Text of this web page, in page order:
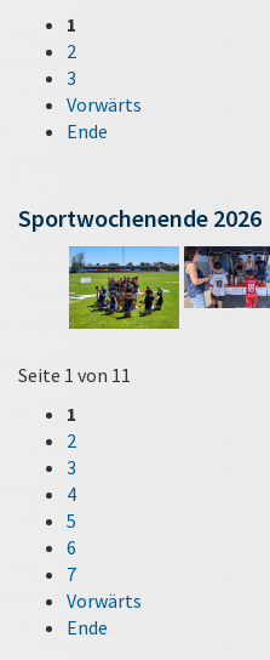
1
2
3
Vorwärts
Ende
Sportwochenende 2026
Seite 1 von 11
1
2
3
4
5
6
7
Vorwärts
Ende